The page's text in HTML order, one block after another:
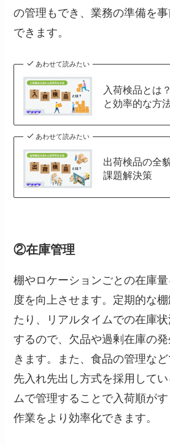
の管理もでき、業務の準備を
できます。
あわせて読みたい
入荷検品とは
と効率的な方
あわせて読みたい
出荷検品の全
課題解決策
②在庫管理
棚やロケーションごとの在庫
度を向上させます。定期的な
たり、リアルタイムでの在庫
するので、欠品や過剰在庫の
きます。また、食品の管理な
先入れ先出し方式を採用して
ムで管理することで入荷順がす
作業をより効率化できます。